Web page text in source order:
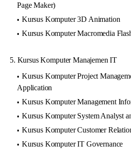
Page Maker)
Kursus Komputer 3D Animation
Kursus Komputer Macromedia
5. Kursus Komputer Manajemen IT
Kursus Komputer Project
Application
Kursus Komputer Management
Kursus Komputer System Analyst
Kursus Komputer Customer
Kursus Komputer IT Governance